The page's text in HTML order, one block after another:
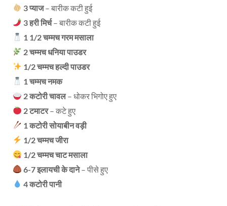
3 प्याज– बारीक कटी हुई
3 हरी मिर्च– बारीक कटी हुई
1 1/2 चम्मच गरम मसाला
2 चम्मच धनिया पाउडर
1/2 चम्मच हल्दी पाउडर
1 चम्मच नमक
2 कटोरी चावल– धोकर भिगोए हुए
2 टमाटर– कटे हुए
1 कटोरी सोयाबीन वड़ी
1/2 चम्मच जीरा
1/2 चम्मच चाट मसाला
6-7 इलायची के दाने– पीसे हुए
4 कटोरी पानी